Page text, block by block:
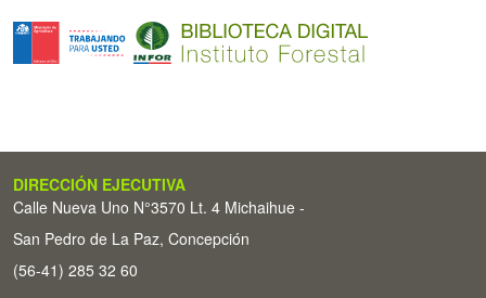
DIRECCIÓN EJECUTIVA
Calle Nueva Uno N°3570 Lt. 4 Michaihue -
San Pedro de La Paz, Concepción
(56-41) 285 32 60